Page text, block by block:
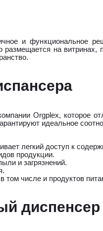
и функциональное
на витринах,
Orgplex,
идеальное
легкий доступ к
продукции.
и загрязнений.
числе и продуктов